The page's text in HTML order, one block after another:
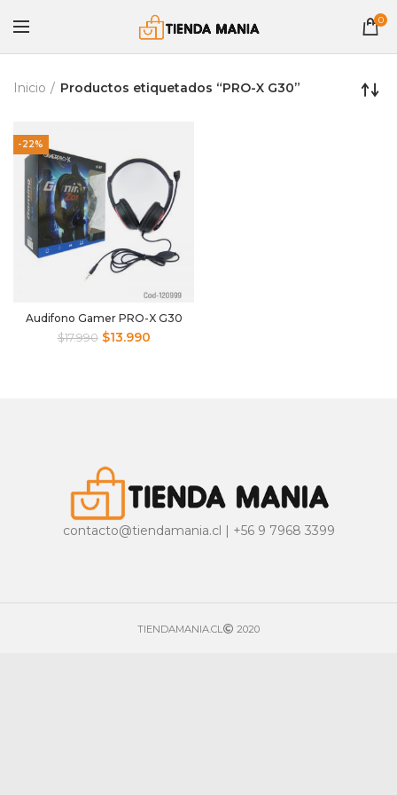
0
Inicio Productos etiquetados “PRO-X G30”
-22%
Audifono Gamer PRO-X G30
$17.990 $13.990
contacto@tiendamania.cl | +56 9 7968 3399
TIENDAMANIA.CL 2020